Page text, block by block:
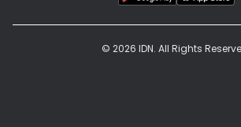
© 2026 IDN. All Rights